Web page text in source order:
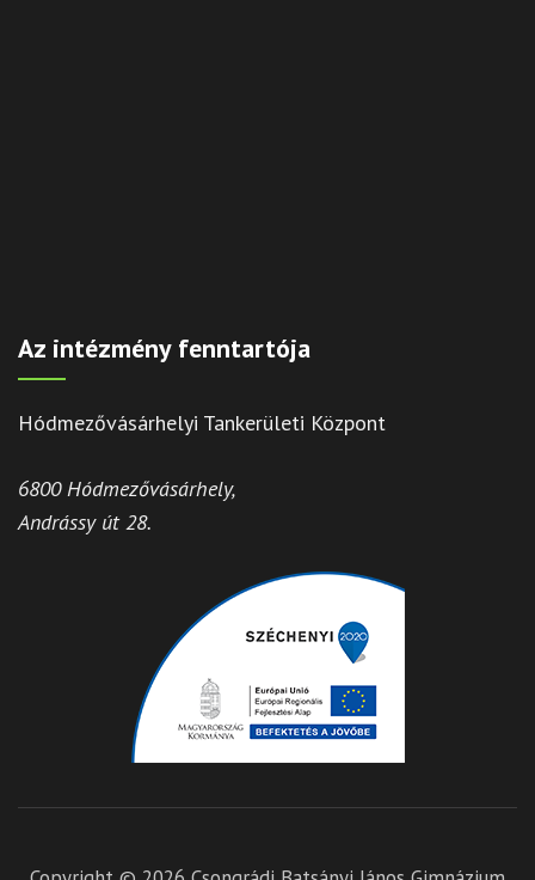
Az intézmény fenntartója
Hódmezővásárhelyi Tankerületi Központ
6800 Hódmezővásárhely,
Andrássy út 28.